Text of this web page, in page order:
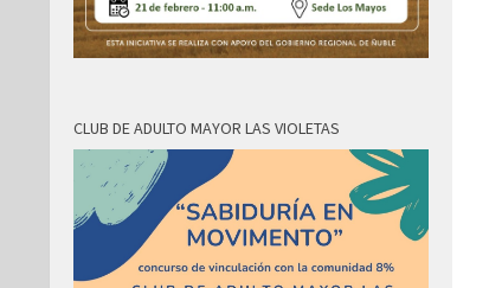
CLUB DE ADULTO MAYOR LAS VIOLETAS